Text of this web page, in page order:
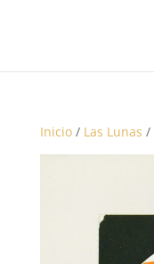
Inicio/ Las Lunas /